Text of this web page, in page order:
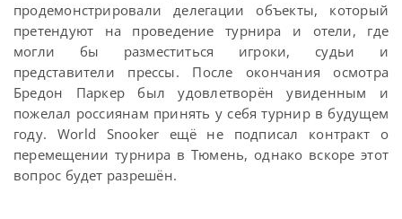
продемонстрировали делегации объекты, который
претендуют на проведение турнира и отели, где
могли бы разместиться игроки, судьи и
представители прессы. После окончания осмотра
Бредон Паркер был удовлетворён увиденным и
пожелал россиянам принять у себя турнир в будущем
году. World Snooker ещё не подписал контракт о
перемещении турнира в Тюмень, однако вскоре этот
вопрос будет разрешён.